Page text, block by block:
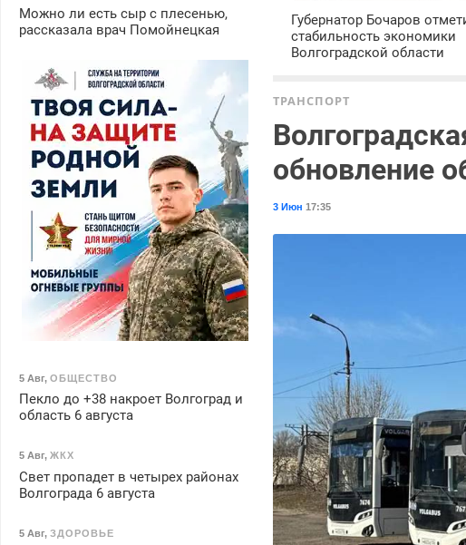
Губернатор Бочаров
стабильность экономики
Волгоградской области
ТРАНСПОРТ
обновление
3 Июн 17:35
Можно ли есть сыр с плесенью,
рассказала врач Помойнецкая
5 Авг, ОБЩЕСТВО
Пекло до +38 накроет Волгоград и
область 6 августа
5 Авг, ЖКХ
Свет пропадет в четырех районах
Волгограда 6 августа
5 Авг, ЗДОРОВЬЕ